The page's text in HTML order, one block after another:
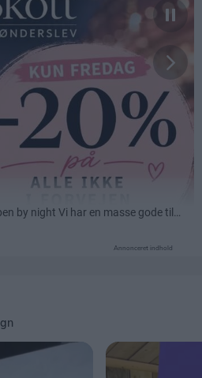
Annonceret indhold